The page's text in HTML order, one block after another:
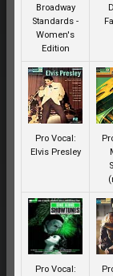
Broadway
Standards -
Women's
Edition
Pro Vocal:
Elvis Presley
Pro Vocal: